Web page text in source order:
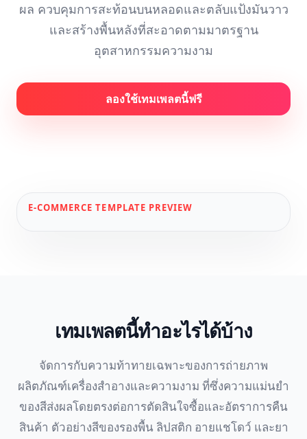
ผล ควบคุมการสะท้อนบนหลอดและตลับแป้งมันวาว
และสร้างพื้นหลังที่สะอาดตามมาตรฐาน
อุตสาหกรรมความงาม
ลองใช้เทมเพลตนี้ฟรี
E-COMMERCE TEMPLATE PREVIEW
เทมเพลตนี้ทำอะไรได้บ้าง
จัดการกับความท้าทายเฉพาะของการถ่ายภาพ
ผลิตภัณฑ์เครื่องสำอางและความงาม ที่ซึ่งความแม่นยำ
ของสีส่งผลโดยตรงต่อการตัดสินใจซื้อและอัตราการคืน
สินค้า ตัวอย่างสีของรองพื้น ลิปสติก อายแชโดว์ และยา